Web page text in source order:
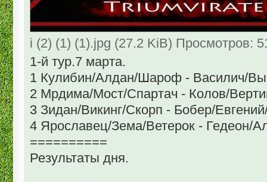
i (2) (1) (1).jpg (27.2 KiB) Просмотров:
1-й тур.7 марта.
1 Кулибин/Алдан/Шароф - Василич/
2 Мрдима/Мост/Спартач - Колов/
3 Зидан/Викинг/Скорп - Бобер/
4 Ярославец/Зема/Ветерок - Гедеон/
==========
Результаты дня.